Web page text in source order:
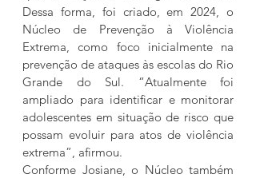
Dessa forma, foi criado, em 2024, o
Núcleo de Prevenção à Violência
Extrema, como foco inicialmente na
prevenção de ataques às escolas do Rio
Grande do Sul. “Atualmente foi
ampliado para identificar e monitorar
adolescentes em situação de risco que
possam evoluir para atos de violência
extrema”, afirmou.
Conforme Josiane, o Núcleo também